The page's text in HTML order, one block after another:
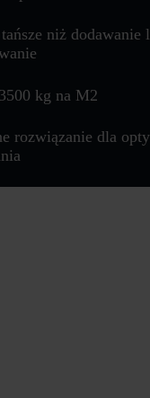
niż dodawanie
kg na M2
rozwiązanie dla